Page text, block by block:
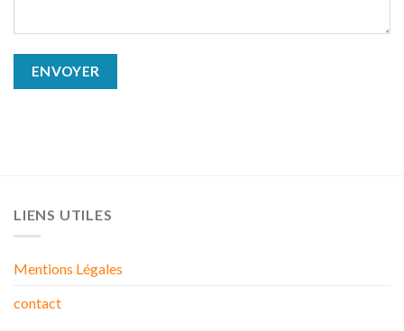
LIENS UTILES
Mentions Légales
contact